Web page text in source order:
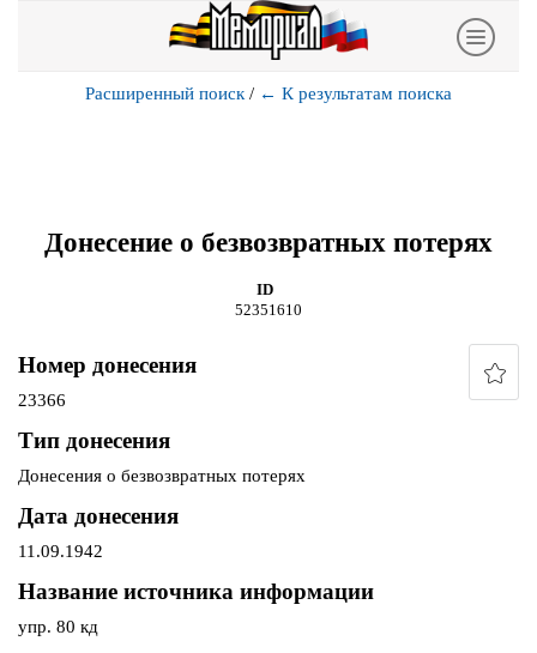
Расширенный поиск / ← К результатам поиска
Донесение о безвозвратных потерях
ID
52351610
Номер донесения
23366
Тип донесения
Донесения о безвозвратных потерях
Дата донесения
11.09.1942
Название источника информации
упр. 80 кд